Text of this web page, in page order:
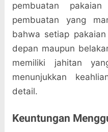
pembuatan
pembuatan yang
bahwa setiap
depan maupun
memiliki jahitan
menunjukkan
detail.
Keuntungan